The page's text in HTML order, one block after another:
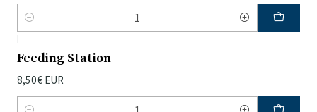
Quantidade
|
Feeding Station
8,50€ EUR